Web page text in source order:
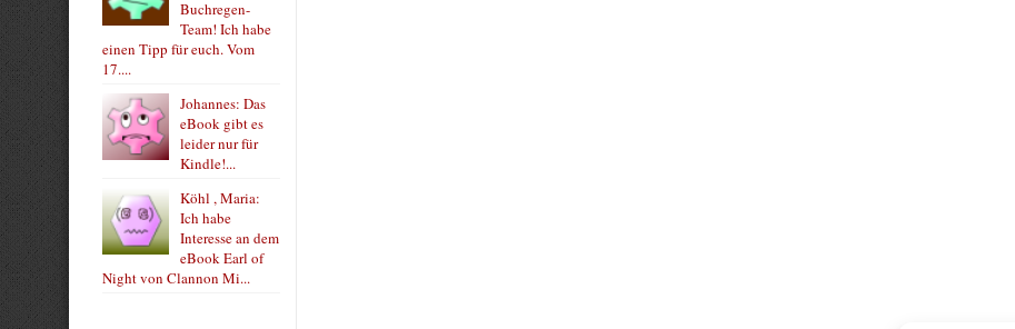
Buchregen-
Team! Ich habe
einen Tipp für euch. Vom
17....
Johannes: Das
eBook gibt es
leider nur für
Kindle!...
Köhl , Maria:
Ich habe
Interesse an dem
eBook Earl of
Night von Clannon Mi...